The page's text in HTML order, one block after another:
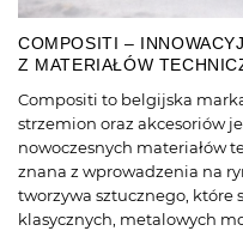
COMPOSITI –
Z MATERIAŁÓW
Compositi to belgijska
strzemion oraz akcesoriów
nowoczesnych materiałów
znana z wprowadzenia na
tworzywa sztucznego, które
klasycznych, metalowych